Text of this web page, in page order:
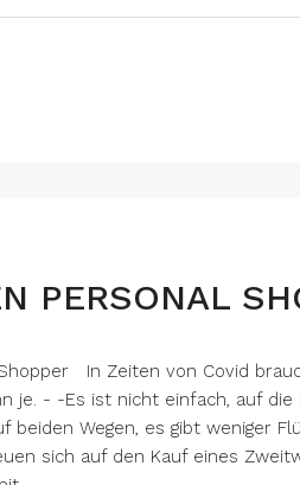
PERSONAL
In Zeiten von Covid
je. - -Es ist nicht einfach, auf
beiden Wegen, es gibt weniger
sich auf den Kauf eines